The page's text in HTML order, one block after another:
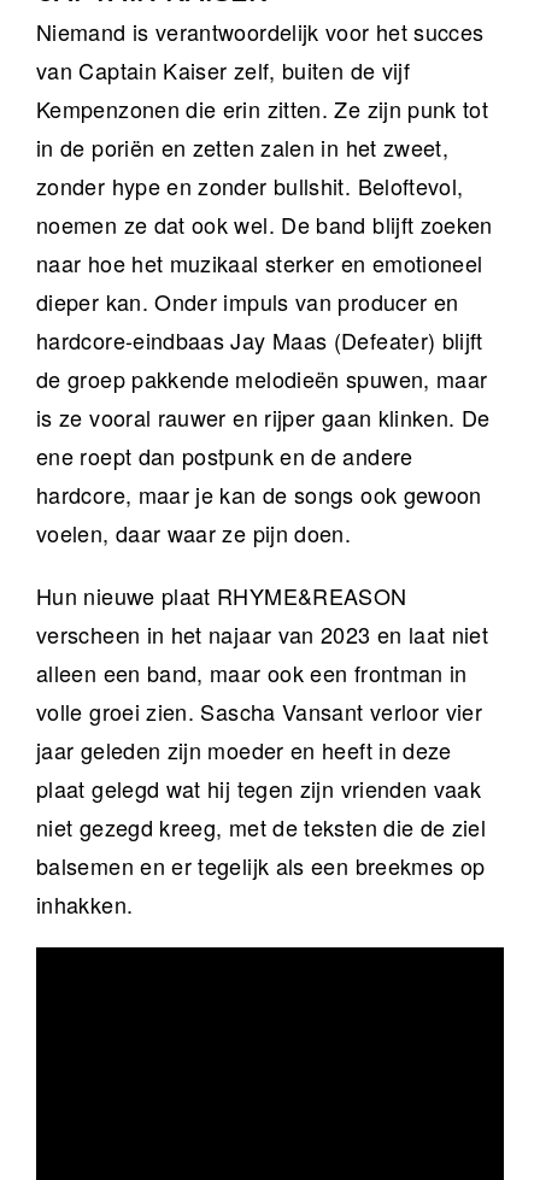
Niemand is verantwoordelijk voor het succes
van Captain Kaiser zelf, buiten de vijf
Kempenzonen die erin zitten. Ze zijn punk tot
in de poriën en zetten zalen in het zweet,
zonder hype en zonder bullshit. Beloftevol,
noemen ze dat ook wel. De band blijft zoeken
naar hoe het muzikaal sterker en emotioneel
dieper kan. Onder impuls van producer en
hardcore-eindbaas Jay Maas (Defeater) blijft
de groep pakkende melodieën spuwen, maar
is ze vooral rauwer en rijper gaan klinken. De
ene roept dan postpunk en de andere
hardcore, maar je kan de songs ook gewoon
voelen, daar waar ze pijn doen.
Hun nieuwe plaat RHYME&REASON
verscheen in het najaar van 2023 en laat niet
alleen een band, maar ook een frontman in
volle groei zien. Sascha Vansant verloor vier
jaar geleden zijn moeder en heeft in deze
plaat gelegd wat hij tegen zijn vrienden vaak
niet gezegd kreeg, met de teksten die de ziel
balsemen en er tegelijk als een breekmes op
inhakken.